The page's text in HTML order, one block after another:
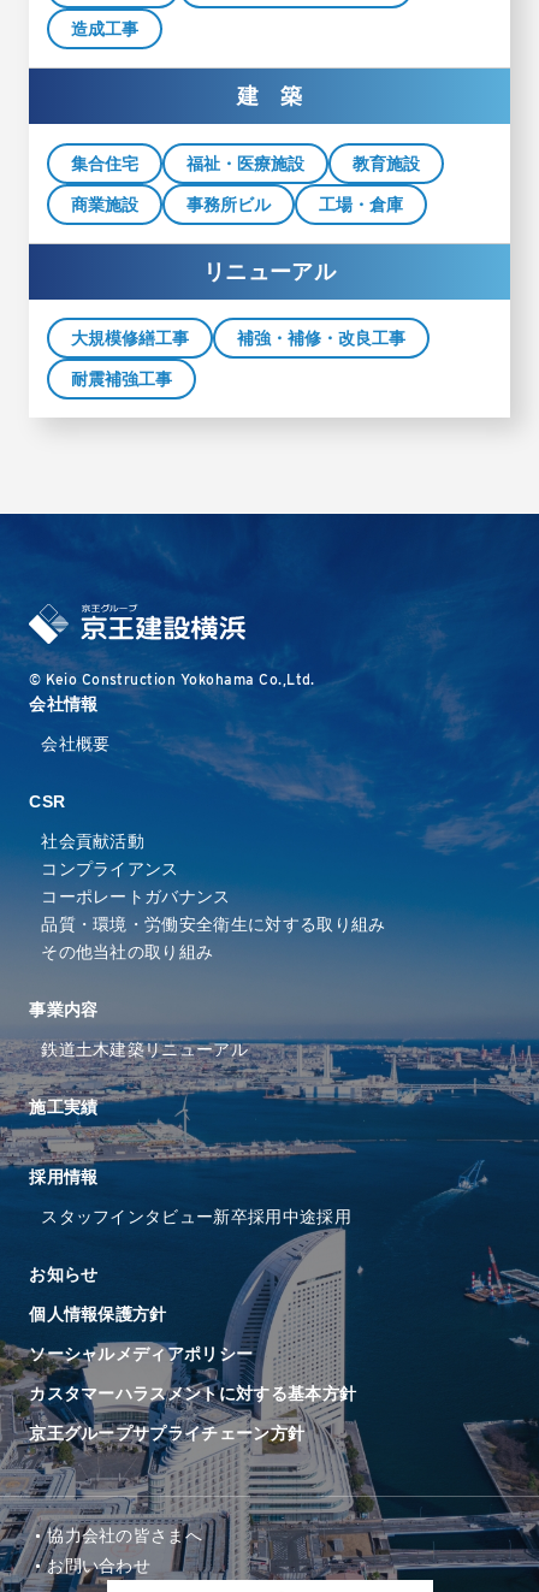
造成工事
建 築
集合住宅 福祉・医療施設 教育施設
商業施設 事務所ビル 工場・倉庫
リニューアル
大規模修繕工事 補強・補修・改良工事
耐震補強工事
© Keio Construction Yokohama Co.,Ltd.
会社情報
会社概要
CSR
社会貢献活動
コンプライアンス
コーポレートガバナンス
品質・環境・労働安全衛⽣に対する取り組み
その他当社の取り組み
事業内容
鉄道土木建築リニューアル
施工実績
採⽤情報
スタッフインタビュー新卒採用中途採用
お知らせ
個人情報保護方針
ソーシャルメディアポリシー
カスタマーハラスメントに対する基本方針
京王グループサプライチェーン方針
協⼒会社の皆さまへ
お問い合わせ